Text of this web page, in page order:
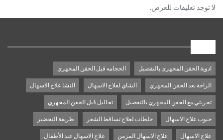
لا توجد تعليقات للعرض.
ادوية الحقن المجهرى بالتفصيل الحجامه قبل الحقن المجهري
الراحة بعد الحقن المجهري الشاي لعلاج الاسهال النشا علاج الاسهال
تجربتي مع الحقن المجهري بالتفصيل تحاليل قبل الحقن المجهري
حبوب علاج الاسهال خلطات لعلاج تساقط الشعر طريقة التحضير
علاج الاسهال علاج الاسهال المزمن علاج الاسهال عند الأطفال